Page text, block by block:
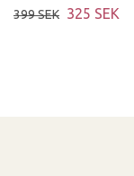
399 SEK 325 SEK